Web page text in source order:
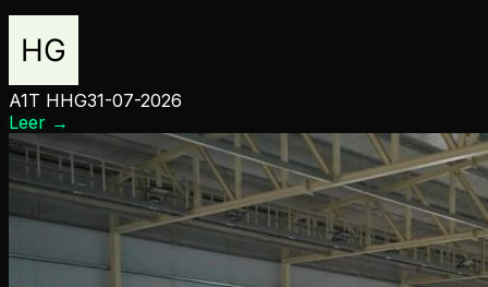
A1T HHG31-07-2026
Leer →